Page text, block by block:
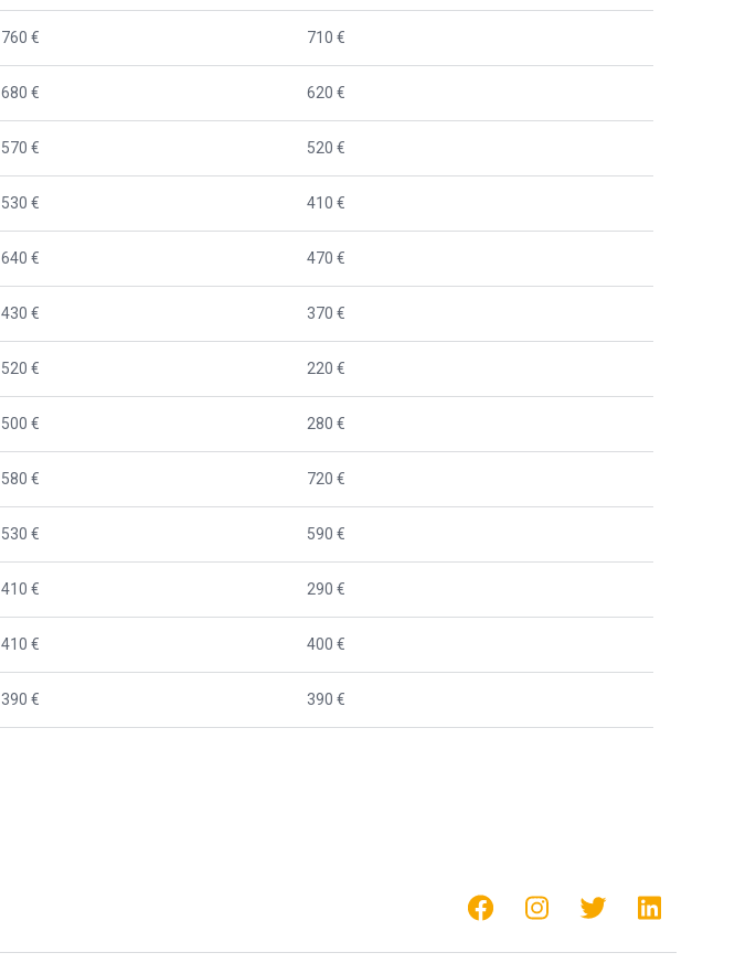
760 € 710 €
680 € 620 €
570 € 520 €
530 € 410 €
640 € 470 €
430 € 370 €
520 € 220 €
500 € 280 €
580 € 720 €
530 € 590 €
410 € 290 €
410 € 400 €
390 € 390 €